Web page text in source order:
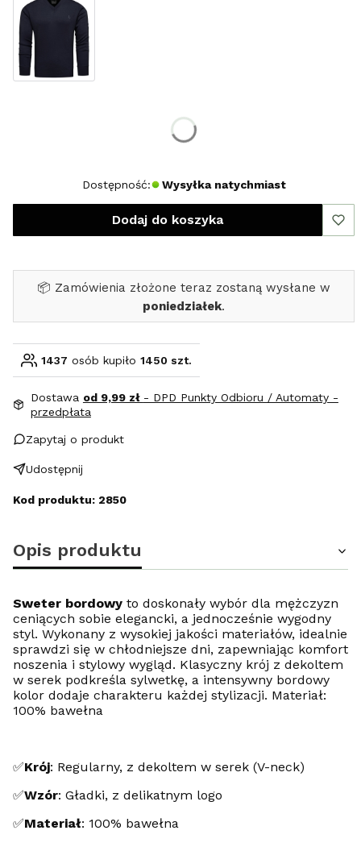
Dostępność: Wysyłka natychmiast
Dodaj do koszyka
📦 Zamówienia złożone teraz zostaną wysłane w
poniedziałek.
1437 osób kupiło 1450 szt.
Dostawa od 9,99 zł - DPD Punkty Odbioru / Automaty -
przedpłata
Zapytaj o produkt
Udostępnij
Kod produktu: 2850
Opis produktu
Sweter bordowy to doskonały wybór dla mężczyzn
ceniących sobie elegancki, a jednocześnie wygodny
styl. Wykonany z wysokiej jakości materiałów, idealnie
sprawdzi się w chłodniejsze dni, zapewniając komfort
noszenia i stylowy wygląd. Klasyczny krój z dekoltem
w serek podkreśla sylwetkę, a intensywny bordowy
kolor dodaje charakteru każdej stylizacji. Materiał:
100% bawełna
✅Krój: Regularny, z dekoltem w serek (V-neck)
✅Wzór: Gładki, z delikatnym logo
✅Materiał: 100% bawełna